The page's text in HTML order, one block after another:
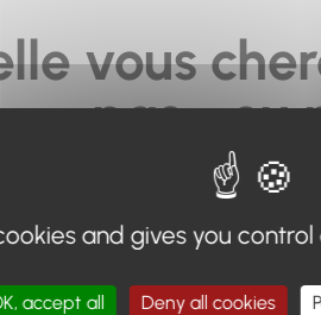
vous
pas... ou
de recherche en haut de
Retour à
and gives you
accept all Deny all cookies